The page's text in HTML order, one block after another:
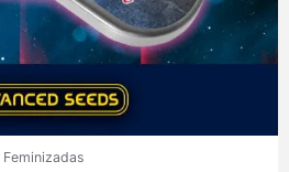
Feminizadas